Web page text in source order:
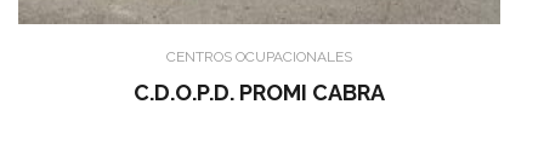
CENTROS OCUPACIONALES
C.D.O.P.D. PROMI CABRA